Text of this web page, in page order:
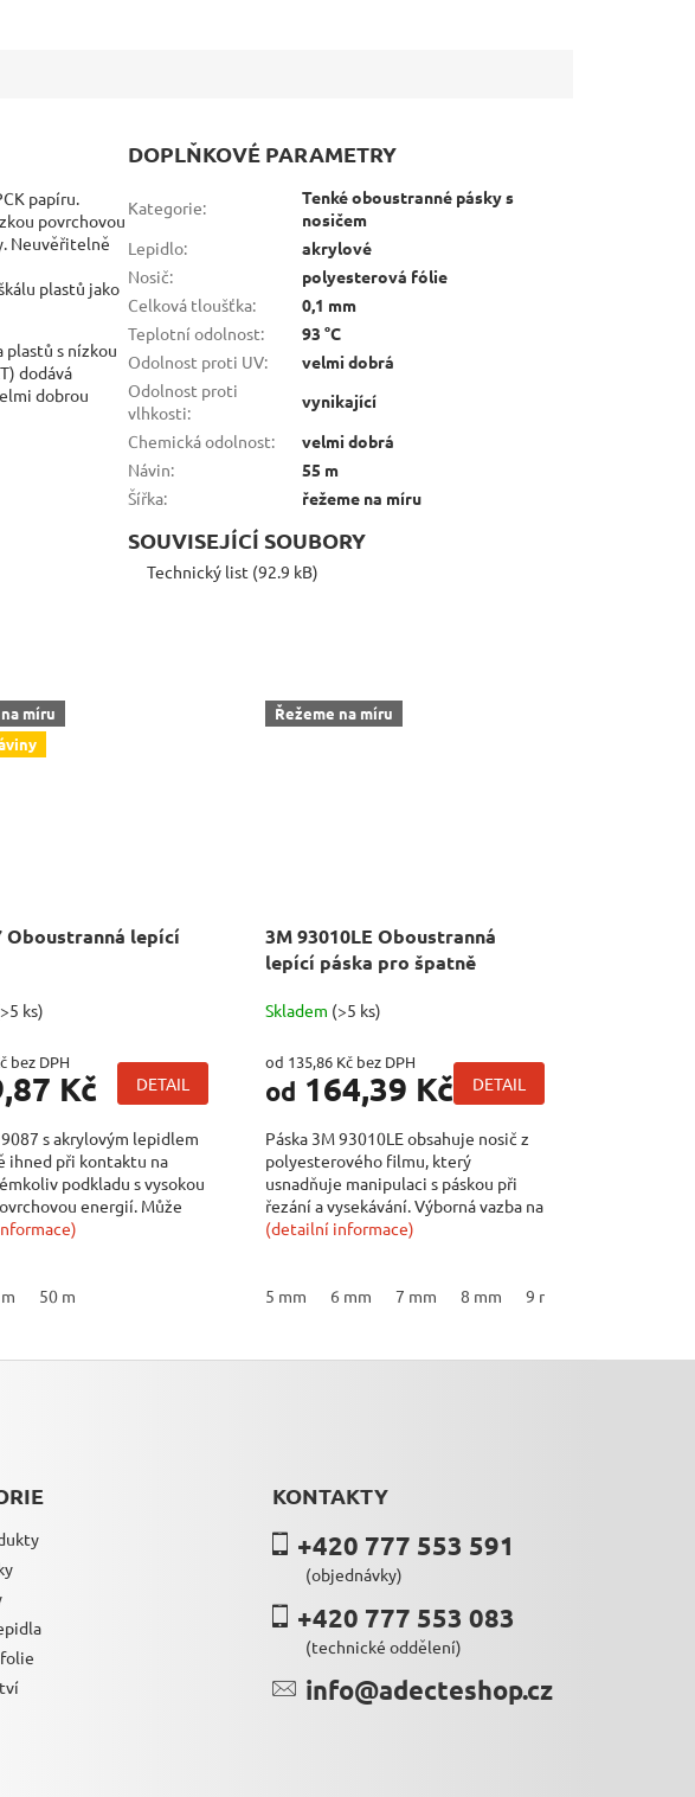
papíru.
povrchovou
Neuvěřitelně
plastů jako
s nízkou
dodává
dobrou
DOPLŇKOVÉ PARAMETRY
Kategorie:
Tenké oboustranné pásky s
nosičem
Lepidlo:
akrylové
Nosič:
polyesterová fólie
Celková tloušťka:
0,1 mm
Teplotní odolnost:
93 °C
Odolnost proti UV:
velmi dobrá
Odolnost proti
vlhkosti:
vynikající
Chemická odolnost:
velmi dobrá
Návin:
55 m
Šířka: řežeme na míru
SOUVISEJÍCÍ SOUBORY
Technický list (92.9 kB)
16 mm 19 mm 20 mm 21 mm 22 mm
míru
Oboustranná lepící
ks)
bez DPH
Kč DETAIL
9087 s akrylovým lepidlem
ihned při kontaktu na
podkladu s vysokou
energií. Může
50 m
Řežeme na míru
3M 93010LE Oboustranná
lepící páska pro špatně
Skladem (>5 ks)
od 135,86 Kč bez DPH
od 164,39 Kč DETAIL
Páska 3M 93010LE obsahuje nosič z
polyesterového filmu, který
usnadňuje manipulaci s páskou při
řezání a vysekávání. Výborná vazba na
substráty s...
(detailní informace)
5 mm 6 mm 7 mm 8 mm 9 mm
KONTAKTY
+420 777 553 591
(objednávky)
+420 777 553 083
(technické oddělení)
info@adecteshop.cz